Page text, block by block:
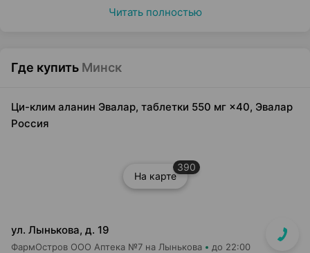
Читать полностью
Где купить Минск
Ци-клим аланин Эвалар, таблетки 550 мг ×40, Эвалар
Россия
На карте
390
ул. Лынькова, д. 19
ФармОстров ООО Аптека №7 на Лынькова до 22:00